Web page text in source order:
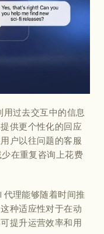
过去交互中的信息
供更个性化的回应
户以往问题的客服
在重复咨询上花费
代理能够随着时间推
种适应性对于在动
提升运营效率和用